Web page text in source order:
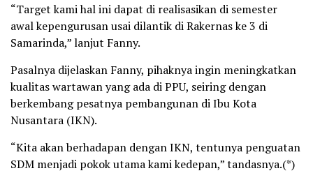
“Target kami hal ini dapat di realisasikan di semester
awal kepengurusan usai dilantik di Rakernas ke 3 di
Samarinda,” lanjut Fanny.
Pasalnya dijelaskan Fanny, pihaknya ingin meningkatkan
kualitas wartawan yang ada di PPU, seiring dengan
berkembang pesatnya pembangunan di Ibu Kota
Nusantara (IKN).
“Kita akan berhadapan dengan IKN, tentunya penguatan
SDM menjadi pokok utama kami kedepan,” tandasnya.(*)